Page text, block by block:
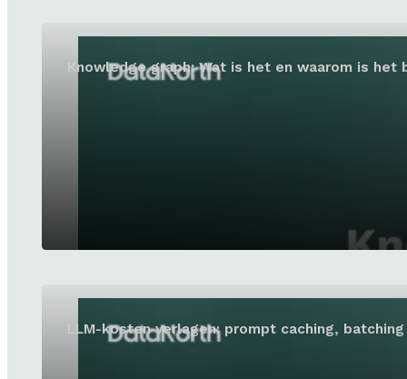
Knowledge graph: Wat is het en waarom is het
LLM-kosten verlagen: prompt caching,